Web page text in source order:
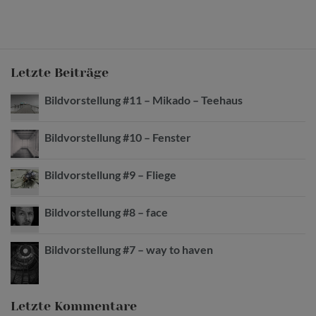
Letzte Beiträge
Bildvorstellung #11 – Mikado – Teehaus
Bildvorstellung #10 – Fenster
Bildvorstellung #9 – Fliege
Bildvorstellung #8 – face
Bildvorstellung #7 – way to haven
Letzte Kommentare